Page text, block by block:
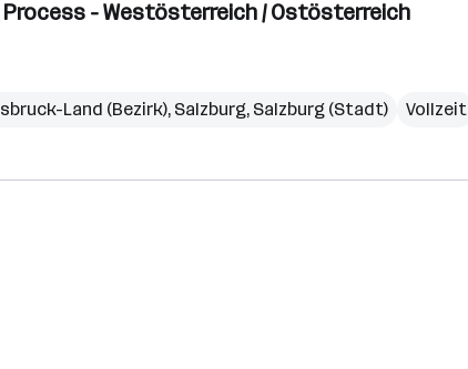
Process - Westösterreich / Ostösterreich
Land (Bezirk), Salzburg, Salzburg (Stadt) Vollzeit